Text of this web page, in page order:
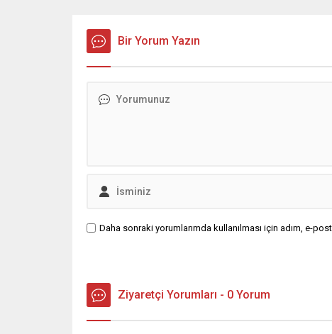
güçlendirmek amacıyla ayni ve
nakdi desteklerin sağlanması ile
ortak projeler yürütülmesine yönelik
yürütülen “Kadın Ağı ile
Bir Yorum Yazın
Daha sonraki yorumlarımda kullanılması için adım, e-
Ziyaretçi Yorumları - 0 Yorum